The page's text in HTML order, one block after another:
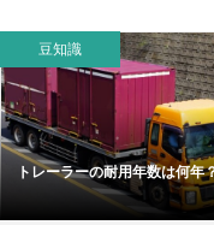
豆知識
トレーラーの耐用年数は何年